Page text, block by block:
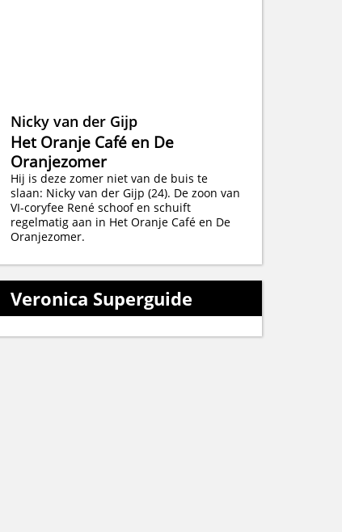
Nicky van der Gijp
Het Oranje Café en De
Oranjezomer
Hij is deze zomer niet van de buis te
slaan: Nicky van der Gijp (24). De zoon van
VI-coryfee René schoof en schuift
regelmatig aan in Het Oranje Café en De
Oranjezomer.
Veronica Superguide